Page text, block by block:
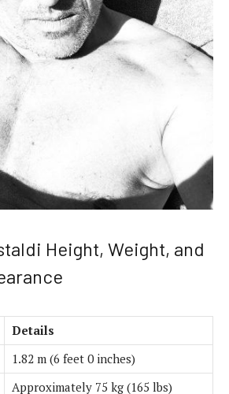
Height, Weight, and
Details
1.82 m (6 feet 0 inches)
Approximately 75 kg (165 lbs)